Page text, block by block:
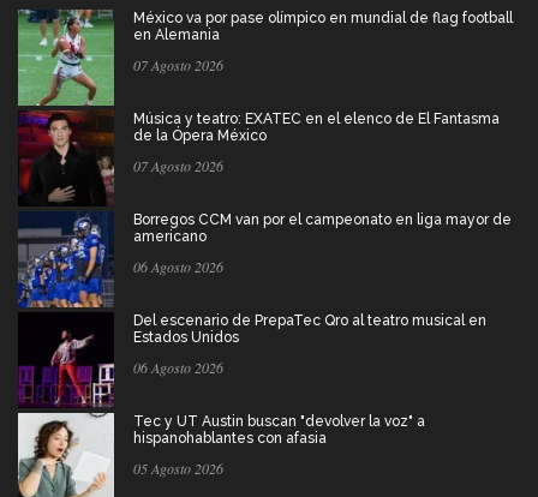
México va por pase olímpico en mundial de flag football
en Alemania
07 Agosto 2026
Música y teatro: EXATEC en el elenco de El Fantasma
de la Ópera México
07 Agosto 2026
Borregos CCM van por el campeonato en liga mayor de
americano
06 Agosto 2026
Del escenario de PrepaTec Qro al teatro musical en
Estados Unidos
06 Agosto 2026
Tec y UT Austin buscan "devolver la voz" a
hispanohablantes con afasia
05 Agosto 2026